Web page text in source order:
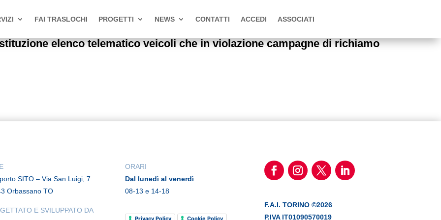
FAI TRASLOCHI PROGETTI NEWS CONTATTI ACCEDI ASSOCIATI
elenco telematico veicoli che in violazione campagne di richiamo
SITO – Via San Luigi, 7
Orbassano TO
E SVILUPPATO DA
ORARI
Dal lunedì al venerdì
08-13 e 14-18
Privacy Policy Cookie Policy
F.A.I. TORINO ©2026
P.IVA IT01090570019